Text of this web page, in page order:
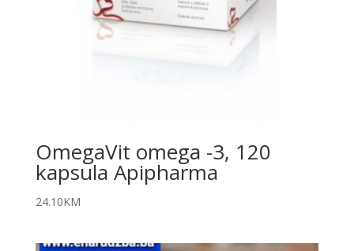
OmegaVit omega -3, 120
kapsula Apipharma
24.10KM